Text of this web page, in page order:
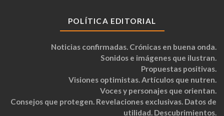
POLÍTICA EDITORIAL
Noticias confirmadas. Crónicas en buena onda.
Sonidos e imágenes que ilustran.
Propuestas positivas.
Visiones optimistas. Artículos que nutren.
Voces y personajes que orientan.
Consejos que protegen. Revelaciones exclusivas. Datos de
utilidad. Descubrimientos.